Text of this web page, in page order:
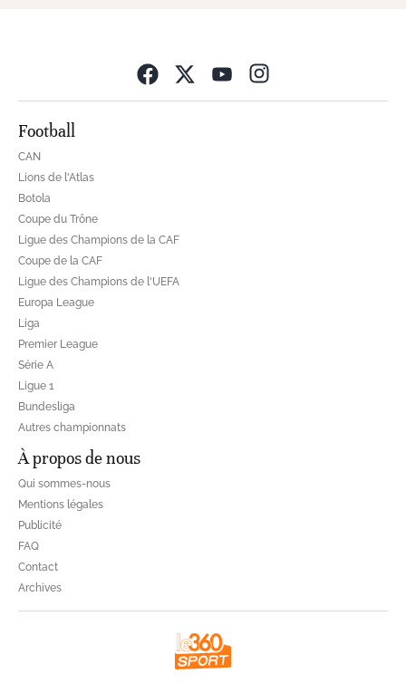
Football
CAN
Lions de l'Atlas
Botola
Coupe du Trône
Ligue des Champions de la CAF
Coupe de la CAF
Ligue des Champions de l'UEFA
Europa League
Liga
Premier League
Série A
Ligue 1
Bundesliga
Autres championnats
À propos de nous
Qui sommes-nous
Mentions légales
Publicité
FAQ
Contact
Archives